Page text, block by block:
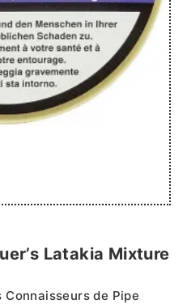
Latakia Mixture
de Pipe